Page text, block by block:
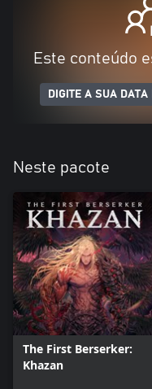
Este conteúdo
DIGITE A SUA
Neste pacote
The First Berserker:
Khazan